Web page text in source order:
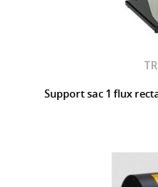
Support sac 1 flux